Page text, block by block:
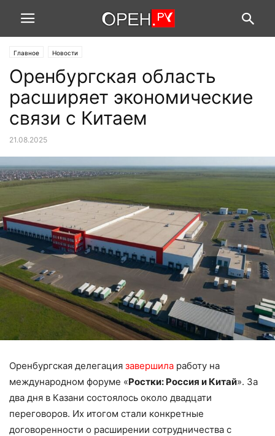
Главное Новости
Оренбургская область
расширяет экономические
связи с Китаем
21.08.2025
Оренбургская делегация завершила работу на
международном форуме «Ростки: Россия и Китай». За
два дня в Казани состоялось около двадцати
переговоров. Их итогом стали конкретные
договоренности о расширении сотрудничества с